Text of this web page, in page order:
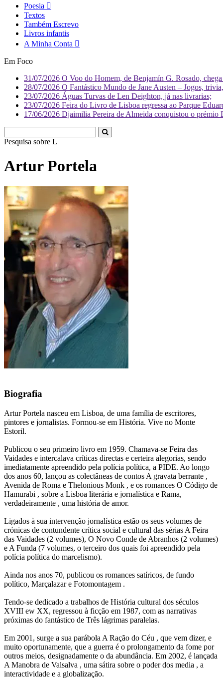
Poesia
Textos
Também Escrevo
Livros infantis
A Minha Conta
Em Foco
31/07/2026 O Voo do Homem, de Benjamín G. Rosado,
28/07/2026 O Fantástico Mundo de Jane Austen – Jogos,
23/07/2026 Águas Turvas de Len Deighton, já nas livrarias;
23/07/2026 Feira do Livro de Lisboa regressa ao Parque
17/06/2026 Djaimilia Pereira de Almeida conquistou o
Pesquisa sobre Literatura
Artur Portela
Biografia
Artur Portela nasceu em Lisboa, de uma família de escritores,
pintores e jornalistas. Formou-se em História. Vive no Monte
Estoril.
Publicou o seu primeiro livro em 1959. Chamava-se Feira das
Vaidades e intercalava críticas directas e certeira alegorias, sendo
imediatamente apreendido pela polícia política, a PIDE. Ao longo
dos anos 60, lançou as colectâneas de contos A gravata berrante ,
Avenida de Roma e Thelonious Monk , e os romances O Código de
Hamurabi , sobre a Lisboa literária e jornalística e Rama,
verdadeiramente , uma história de amor.
Ligados à sua intervenção jornalística estão os seus volumes de
crónicas de contundente crítica social e cultural das sérias A Feira
das Vaidades (2 volumes), O Novo Conde de Abranhos (2 volumes)
e A Funda (7 volumes, o terceiro dos quais foi apreendido pela
polícia política do marcelismo).
Ainda nos anos 70, publicou os romances satíricos, de fundo
político, Marçalazar e Fotomontagem .
Tendo-se dedicado a trabalhos de História cultural dos séculos
XVIII ew XX, regressou à ficção em 1987, com as narrativas
próximas do fantástico de Três lágrimas paralelas.
Em 2001, surge a sua parábola A Ração do Céu , que vem dizer, e
muito oportunamente, que a guerra é o prolongamento da fome por
outros meios, designadamente o da abundância. Em 2002, é lançada
A Manobra de Valsalva , uma sátira sobre o poder dos media , a
interactividade e a globalização.